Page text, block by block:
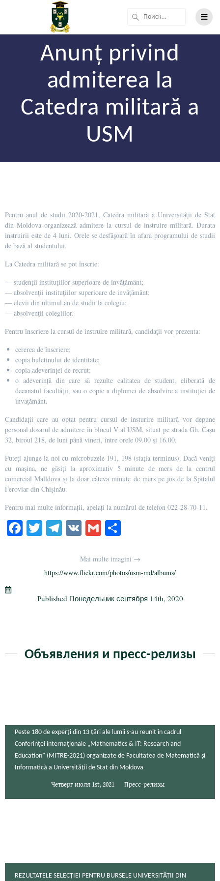
Anunț privind
admiterea la
Catedra militară a
USM
Pentru anul de studii 2020-2021, Catedra militară a Universității de Stat
din Moldova organizează admitere la cursul de instruire militară. Durata
instruirii este de 4 luni. Orele se desfășoară în afara programului de studii
de bază al studentului.
La Catedra militară se pot înscrie:
— studenţii instituţiilor superioare de invăţământ;
— absolvenţii instituţiilor superioare de invăţământ;
— elevii din ultimul an de studii la colegiu;
— absolvenţii colegiilor.
Pentru înscriere la cursul de instruire militară, candidații vor prezenta:
cererea de înscriere;
copia buletinului de identitate;
copia adeverinței de recrut;
o adeverință din care să rezulte calitatea de student, eliberată de
decanatul facultății, sau o copie a diplomei de absolvire a instituției de
învațământ.
Candidații care au optat pentru cursul de insturire militară vor depune
personal dosarul de admitere în blocul V al USM, situat pe strada Gh. Cașu
32, biroul 218, de luni până vineri, între orele 09.00 și 16.00.
Puteți ajunge la noi cu microbuzele 191, 198 (staţia terminus). Dacă veniți
cu mașina, ne găsiți la aproximativ 5 minute de mers de la centrul
comercial Malldova și la doar câteva minute de mers pe jos de la Spitalul
Feroviar din Chișinău.
Pentru mai multe informații, apelați la numărul de telefon 022-28-70-11.
Fa T
r
Te
a
m
V G
ailр
а
и
Mai multe imagini →
https://www.flickr.com/photos/usm-md/albums/
Published Понедельник сентября 14th, 2020
Объявления и пресс-релизы
Peste 180 de experți din 13 țări ale lumii s-au reunit în cadrul
Conferinţei internaţionale „Mathematics & IT: Research and
Education” (MITRE-2021) organizate de Facultatea de Matematică și
Informatică a Universității de Stat din Moldova
Четверг июля 1st, 2021 Пресс-релизы
REZULTATELE SELECȚIEI PENTRU BURSELE UNIVERSITĂȚII DIN